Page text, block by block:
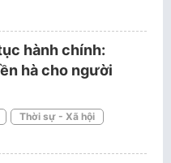
hành chính:
hà cho người
Thời sự - Xã hội